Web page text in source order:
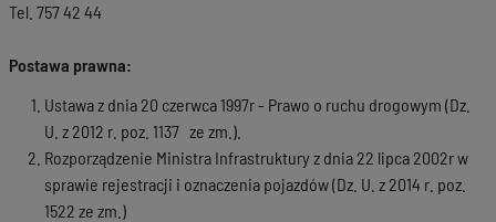
Tel. 757 42 44
Postawa prawna:
Ustawa z dnia 20 czerwca 1997r - Prawo o ruchu drogowym (Dz.
U. z 2012 r. poz. 1137 ze zm.).
Rozporządzenie Ministra Infrastruktury z dnia 22 lipca 2002r w
sprawie rejestracji i oznaczenia pojazdów (Dz. U. z 2014 r. poz.
1522 ze zm.)